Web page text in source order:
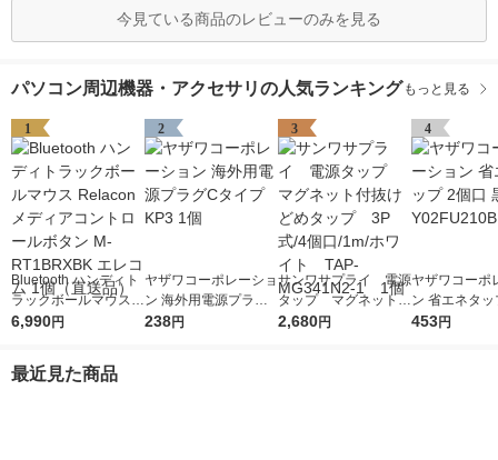
今見ている商品のレビューのみを見る
パソコン周辺機器・アクセサリの人気ランキング もっと見る
1
Bluetooth ハンディト
ラックボールマウス R
elacon メディアコン
個（直送品）
6,990円
2
ヤザワコーポレーショ
ン 海外用電源プラグC
タイプ KP3 1個
238円
3
サンワサプライ 電源
タップ マグネット付
抜けどめタップ 3P
2,680円
4
ヤザワコーポ
ン 省エネタ
口 黒
453円
最近見た商品